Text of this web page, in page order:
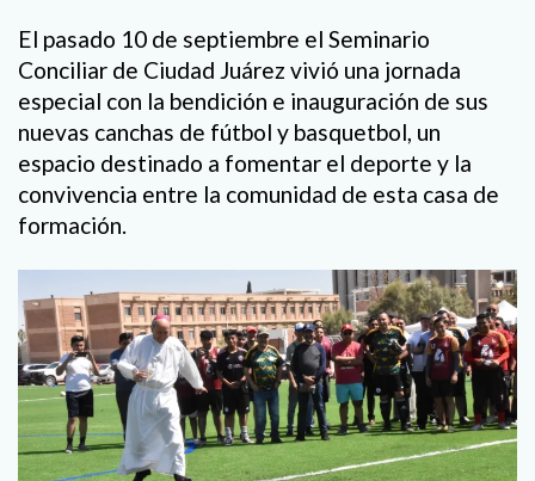
El pasado 10 de septiembre el Seminario
Conciliar de Ciudad Juárez vivió una jornada
especial con la bendición e inauguración de sus
nuevas canchas de fútbol y basquetbol, un
espacio destinado a fomentar el deporte y la
convivencia entre la comunidad de esta casa de
formación.